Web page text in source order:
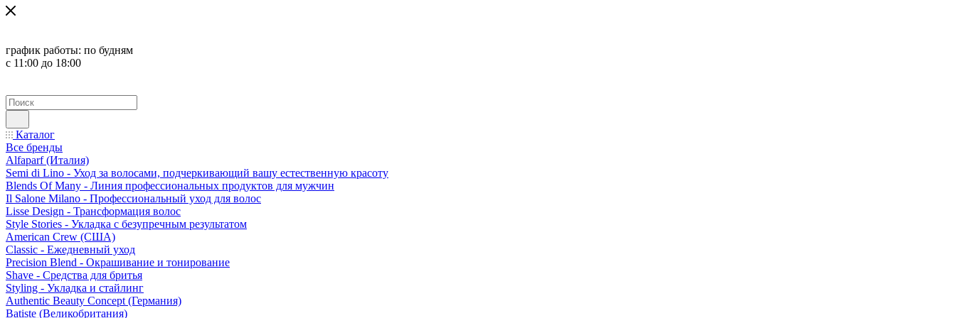
график работы: по будням
с 11:00 до 18:00
Каталог
Все бренды
Alfaparf (Италия)
Semi di Lino - Уход за волосами, подчеркивающий вашу естественную красоту
Blends Of Many - Линия профессиональных продуктов для мужчин
Il Salone Milano - Профессиональный уход для волос
Lisse Design - Трансформация волос
Style Stories - Укладка с безупречным результатом
American Crew (США)
Classic - Ежедневный уход
Precision Blend - Окрашивание и тонирование
Shave - Средства для бритья
Styling - Укладка и стайлинг
Authentic Beauty Concept (Германия)
Batiste (Великобритания)